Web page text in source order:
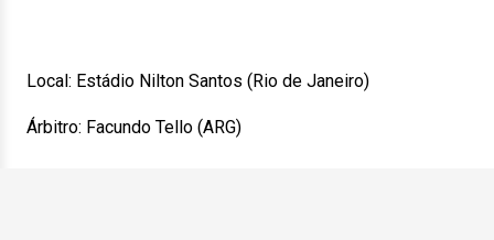
Local: Estádio Nilton Santos (Rio de Janeiro)
Árbitro: Facundo Tello (ARG)